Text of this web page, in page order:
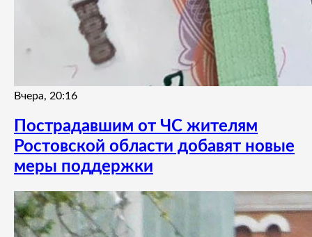
Вчера, 20:16
Пострадавшим от ЧС жителям
Ростовской области добавят новые
меры поддержки